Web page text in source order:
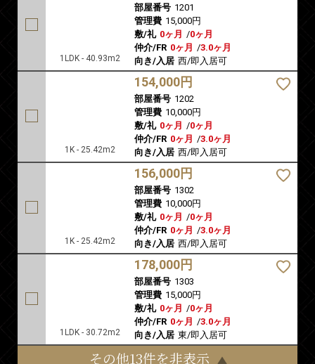
1LDK - 40.93m2
部屋番号 1201
管理費 15,000円
敷/礼 0ヶ月 /0ヶ月
仲介/FR 0ヶ月 /3.0ヶ月
向き/入居 西/即入居可
1K - 25.42m2
154,000円
部屋番号 1202
管理費 10,000円
敷/礼 0ヶ月 /0ヶ月
仲介/FR 0ヶ月 /3.0ヶ月
向き/入居 西/即入居可
1K - 25.42m2
156,000円
部屋番号 1302
管理費 10,000円
敷/礼 0ヶ月 /0ヶ月
仲介/FR 0ヶ月 /3.0ヶ月
向き/入居 西/即入居可
1LDK - 30.72m2
178,000円
部屋番号 1303
管理費 15,000円
敷/礼 0ヶ月 /0ヶ月
仲介/FR 0ヶ月 /3.0ヶ月
向き/入居 東/即入居可
その他13件を非表示